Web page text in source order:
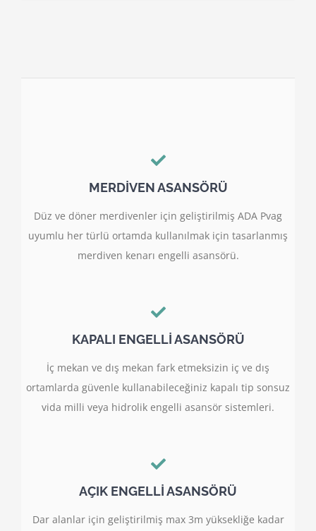
MERDİVEN ASANSÖRÜ
Düz ve döner merdivenler için geliştirilmiş ADA Pvag
uyumlu her türlü ortamda kullanılmak için tasarlanmış
merdiven kenarı engelli asansörü.
KAPALI ENGELLİ ASANSÖRÜ
İç mekan ve dış mekan fark etmeksizin iç ve dış
ortamlarda güvenle kullanabileceğiniz kapalı tip sonsuz
vida milli veya hidrolik engelli asansör sistemleri.
AÇIK ENGELLİ ASANSÖRÜ
Dar alanlar için geliştirilmiş max 3m yüksekliğe kadar